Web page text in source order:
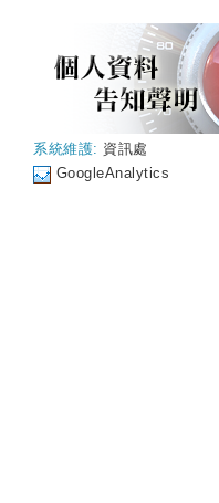
系統維護: 資訊處
GoogleAnalytics